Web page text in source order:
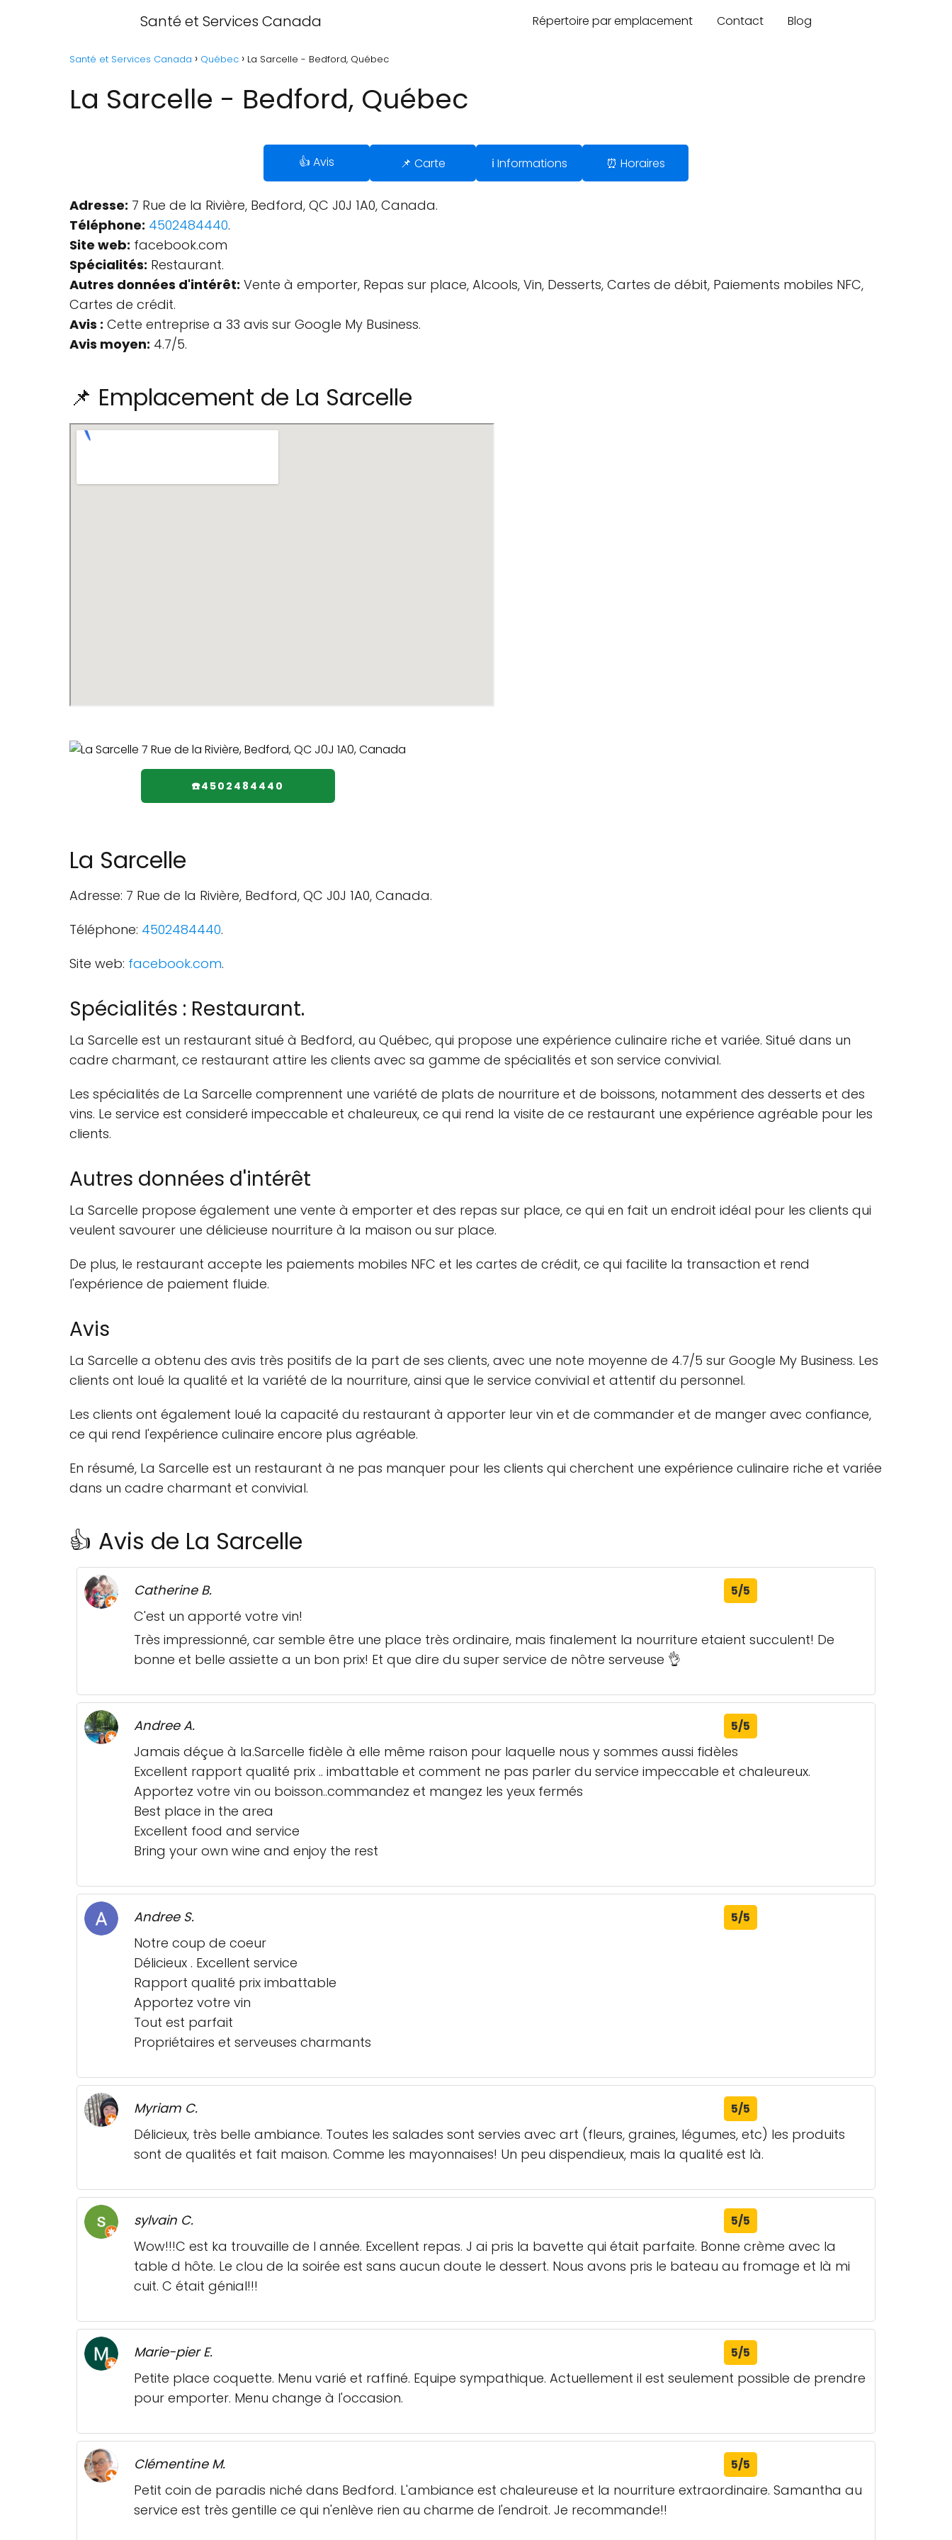
Santé et Services Canada Répertoire par emplacement Contact Blog
Santé et Services Canada Québec La Sarcelle - Bedford, Québec
La Sarcelle - Bedford, Québec
👍 Avis 📌 Carte ℹ️ Informations ⏰ Horaires
Adresse: 7 Rue de la Rivière, Bedford, QC J0J 1A0, Canada.
Téléphone: 4502484440.
Site web: facebook.com
Spécialités: Restaurant.
Autres données d'intérêt: Vente à emporter, Repas sur place, Alcools, Vin, Desserts, Cartes de débit, Paiements mobiles NFC,
Cartes de crédit.
Avis : Cette entreprise a 33 avis sur Google My Business.
Avis moyen: 4.7/5.
📌 Emplacement de La Sarcelle
☎️4502484440
La Sarcelle
Adresse: 7 Rue de la Rivière, Bedford, QC J0J 1A0, Canada.
Téléphone: 4502484440.
Site web: facebook.com.
Spécialités : Restaurant.
La Sarcelle est un restaurant situé à Bedford, au Québec, qui propose une expérience culinaire riche et variée. Situé dans un
cadre charmant, ce restaurant attire les clients avec sa gamme de spécialités et son service convivial.
Les spécialités de La Sarcelle comprennent une variété de plats de nourriture et de boissons, notamment des desserts et des
vins. Le service est consideré impeccable et chaleureux, ce qui rend la visite de ce restaurant une expérience agréable pour les
clients.
Autres données d'intérêt
La Sarcelle propose également une vente à emporter et des repas sur place, ce qui en fait un endroit idéal pour les clients qui
veulent savourer une délicieuse nourriture à la maison ou sur place.
De plus, le restaurant accepte les paiements mobiles NFC et les cartes de crédit, ce qui facilite la transaction et rend
l'expérience de paiement fluide.
Avis
La Sarcelle a obtenu des avis très positifs de la part de ses clients, avec une note moyenne de 4.7/5 sur Google My Business. Les
clients ont loué la qualité et la variété de la nourriture, ainsi que le service convivial et attentif du personnel.
Les clients ont également loué la capacité du restaurant à apporter leur vin et de commander et de manger avec confiance,
ce qui rend l'expérience culinaire encore plus agréable.
En résumé, La Sarcelle est un restaurant à ne pas manquer pour les clients qui cherchent une expérience culinaire riche et variée
dans un cadre charmant et convivial.
👍 Avis de La Sarcelle
Catherine B. 5/5
C'est un apporté votre vin!
Très impressionné, car semble être une place très ordinaire, mais finalement la nourriture etaient succulent! De
bonne et belle assiette a un bon prix! Et que dire du super service de nôtre serveuse 👌
Andree A. 5/5
Jamais déçue à la.Sarcelle fidèle à elle même raison pour laquelle nous y sommes aussi fidèles
Excellent rapport qualité prix .. imbattable et comment ne pas parler du service impeccable et chaleureux.
Apportez votre vin ou boisson..commandez et mangez les yeux fermés
Best place in the area
Excellent food and service
Bring your own wine and enjoy the rest
Andree S. 5/5
Notre coup de coeur
Délicieux . Excellent service
Rapport qualité prix imbattable
Apportez votre vin
Tout est parfait
Propriétaires et serveuses charmants
Myriam C. 5/5
Délicieux, très belle ambiance. Toutes les salades sont servies avec art (fleurs, graines, légumes, etc) les produits
sont de qualités et fait maison. Comme les mayonnaises! Un peu dispendieux, mais la qualité est là.
sylvain C. 5/5
Wow!!!C est ka trouvaille de l année. Excellent repas. J ai pris la bavette qui était parfaite. Bonne crème avec la
table d hôte. Le clou de la soirée est sans aucun doute le dessert. Nous avons pris le bateau au fromage et là mi
cuit. C était génial!!!
Marie-pier E. 5/5
Petite place coquette. Menu varié et raffiné. Equipe sympathique. Actuellement il est seulement possible de prendre
pour emporter. Menu change à l'occasion.
Clémentine M. 5/5
Petit coin de paradis niché dans Bedford. L'ambiance est chaleureuse et la nourriture extraordinaire. Samantha au
service est très gentille ce qui n'enlève rien au charme de l'endroit. Je recommande!!